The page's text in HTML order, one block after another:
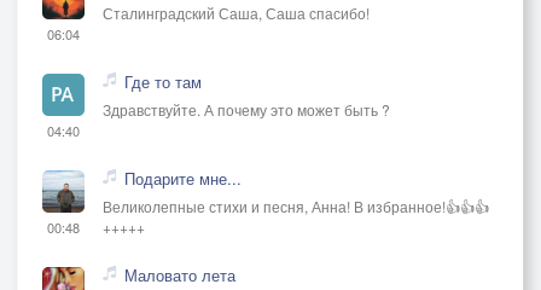
06:04
Сталинградский Саша, Саша спасибо!
04:40
Где то там
Здравствуйте. А почему это может быть ?
00:48
Подарите мне...
Великолепные стихи и песня, Анна! В избранное!👍👍👍
+++++
Маловато лета